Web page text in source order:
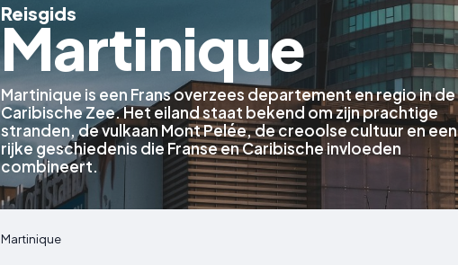
Reisgids
Martinique
Martinique is een Frans overzees departement en regio in de
Caribische Zee. Het eiland staat bekend om zijn prachtige
stranden, de vulkaan Mont Pelée, de creoolse cultuur en een
rijke geschiedenis die Franse en Caribische invloeden
combineert.
Martinique